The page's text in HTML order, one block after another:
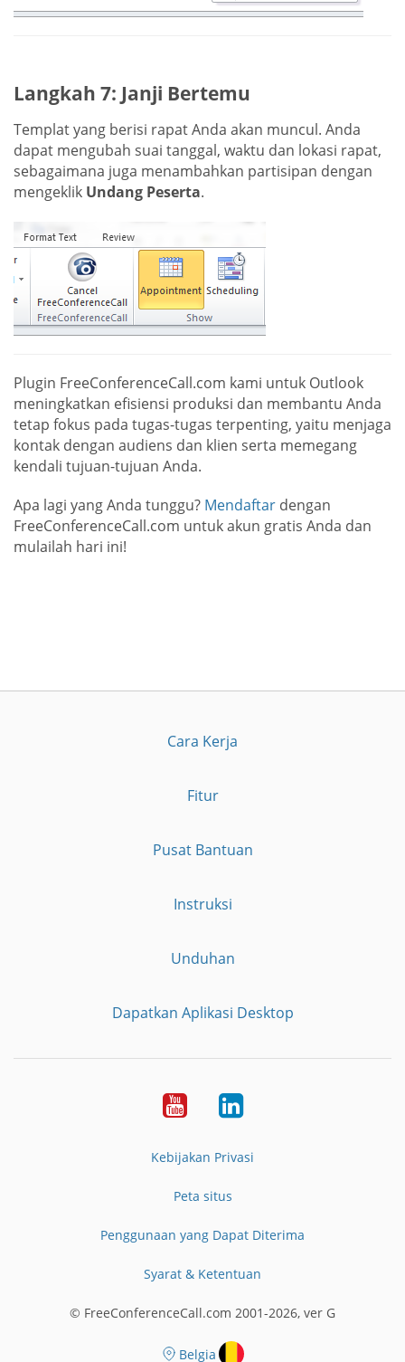
Langkah 7: Janji Bertemu
Templat yang berisi rapat Anda akan muncul. Anda
dapat mengubah suai tanggal, waktu dan lokasi rapat,
sebagaimana juga menambahkan partisipan dengan
mengeklik Undang Peserta.
Plugin FreeConferenceCall.com kami untuk Outlook
meningkatkan efisiensi produksi dan membantu Anda
tetap fokus pada tugas-tugas terpenting, yaitu menjaga
kontak dengan audiens dan klien serta memegang
kendali tujuan-tujuan Anda.
Apa lagi yang Anda tunggu? Mendaftar dengan
FreeConferenceCall.com untuk akun gratis Anda dan
mulailah hari ini!
Cara Kerja
Fitur
Pusat Bantuan
Instruksi
Unduhan
Dapatkan Aplikasi Desktop
YouTubeLinkedIn
Kebijakan Privasi
Peta situs
Penggunaan yang Dapat Diterima
Syarat & Ketentuan
© FreeConferenceCall.com 2001-2026, ver G
Belgia